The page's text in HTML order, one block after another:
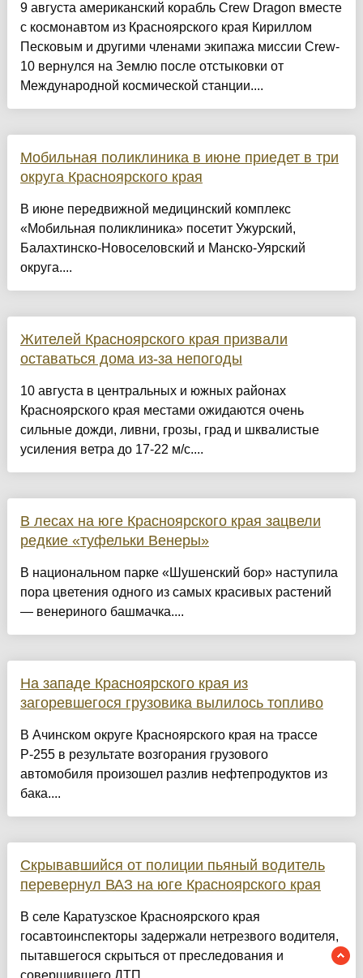
9 августа американский корабль Crew Dragon вместе
с космонавтом из Красноярского края Кириллом
Песковым и другими членами экипажа миссии Crew-
10 вернулся на Землю после отстыковки от
Международной космической станции....
Мобильная поликлиника в июне приедет в три
округа Красноярского края
В июне передвижной медицинский комплекс
«Мобильная поликлиника» посетит Ужурский,
Балахтинско-Новоселовский и Манско-Уярский
округа....
Жителей Красноярского края призвали
оставаться дома из-за непогоды
10 августа в центральных и южных районах
Красноярского края местами ожидаются очень
сильные дожди, ливни, грозы, град и шквалистые
усиления ветра до 17-22 м/с....
В лесах на юге Красноярского края зацвели
редкие «туфельки Венеры»
В национальном парке «Шушенский бор» наступила
пора цветения одного из самых красивых растений
— венериного башмачка....
На западе Красноярского края из
загоревшегося грузовика вылилось топливо
В Ачинском округе Красноярского края на трассе
Р-255 в результате возгорания грузового
автомобиля произошел разлив нефтепродуктов из
бака....
Скрывавшийся от полиции пьяный водитель
перевернул ВАЗ на юге Красноярского края
В селе Каратузское Красноярского края
госавтоинспекторы задержали нетрезвого водителя,
пытавшегося скрыться от преследования и